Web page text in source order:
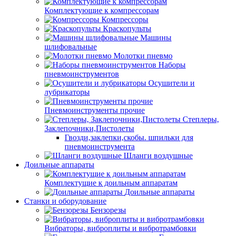
Комплектующие к компрессорам
Компрессоры
Краскопульты
Машины
шлифовальные
Молотки пневмо
Наборы
пневмоинструментов
Осушители и
лубрикаторы
Пневмоинструменты прочие
Степлеры,
Заклепочники,Пистолеты
Гвозди,заклепки,скобы. шпильки для
пневмоинструмента
Шланги воздушные
Доильные аппараты
Комплектущие к доильным аппаратам
Доильные аппараты
Станки и оборудование
Бензорезы
Вибраторы, виброплиты и вибротрамбовки